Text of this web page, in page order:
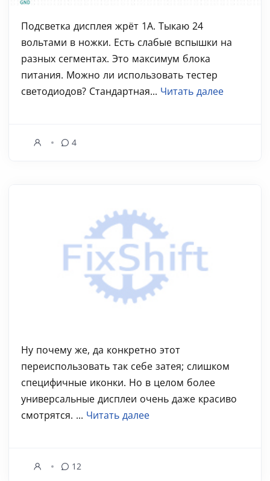
Подсветка дисплея жрёт 1А. Тыкаю 24
вольтами в ножки. Есть слабые вспышки на
разных сегментах. Это максимум блока
питания. Можно ли использовать тестер
светодиодов? Стандартная... Читать далее
4
Ну почему же, да конкретно этот
переиспользовать так себе затея; слишком
специфичные иконки. Но в целом более
универсальные дисплеи очень даже красиво
смотрятся. ... Читать далее
12